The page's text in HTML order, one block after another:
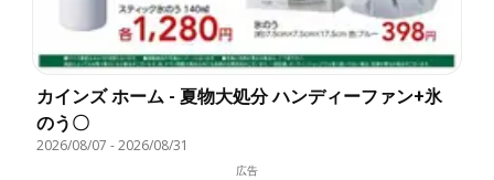
カインズ ホーム - 夏物大処分 ハンディーファン+氷
のう〇
2026/08/07 -2026/08/31
広告